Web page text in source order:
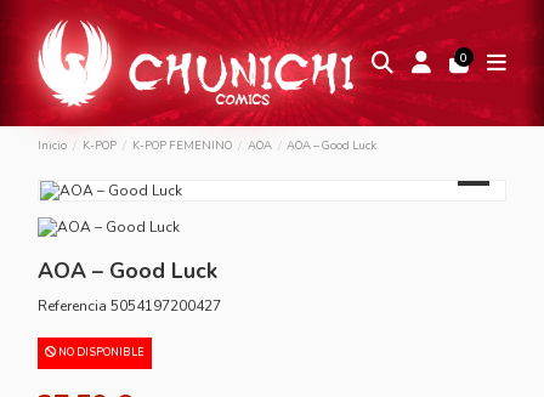
0
Inicio K-POP K-POP FEMENINO AOA AOA – Good Luck
AOA – Good Luck
Referencia 5054197200427
NO DISPONIBLE